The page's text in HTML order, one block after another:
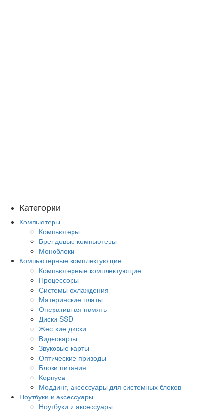
Категории
Компьютеры
Компьютеры
Брендовые компьютеры
Моноблоки
Компьютерные комплектующие
Компьютерные комплектующие
Процессоры
Системы охлаждения
Материнские платы
Оперативная память
Диски SSD
Жесткие диски
Видеокарты
Звуковые карты
Оптические приводы
Блоки питания
Корпуса
Моддинг, аксессуары для системных блоков
Ноутбуки и аксессуары
Ноутбуки и аксессуары